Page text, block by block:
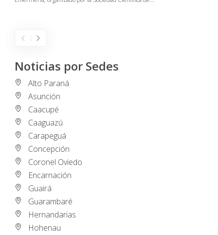
Noticias por Sedes
Alto Paraná
Asunción
Caacupé
Caaguazú
Carapeguá
Concepción
Coronel Oviedo
Encarnación
Guairá
Guarambaré
Hernandarias
Hohenau